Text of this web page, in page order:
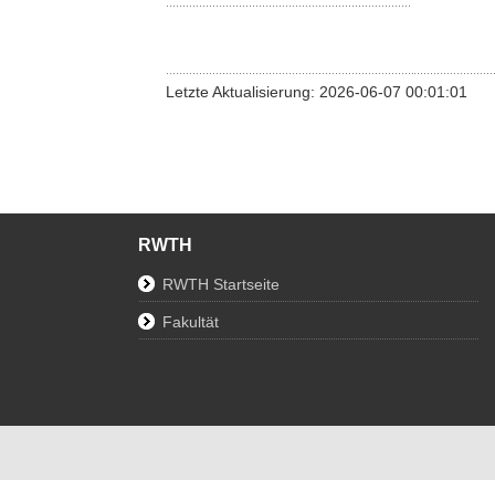
Letzte Aktualisierung: 2026-06-07 00:01:01
RWTH
RWTH Startseite
Fakultät